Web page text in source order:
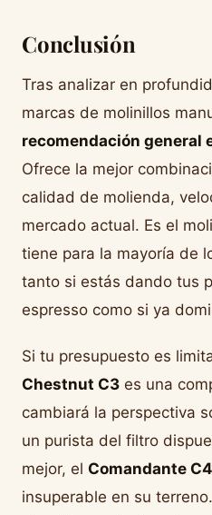
Conclusión
Tras analizar en
marcas de molinillos
recomendación general
Ofrece la mejor
calidad de molienda,
mercado actual. Es el
tiene para la mayoría de
tanto si estás dando tus
espresso como si ya
Si tu presupuesto es
Chestnut C3 es una
cambiará la perspectiva
un purista del filtro
mejor, el Comandante
insuperable en su